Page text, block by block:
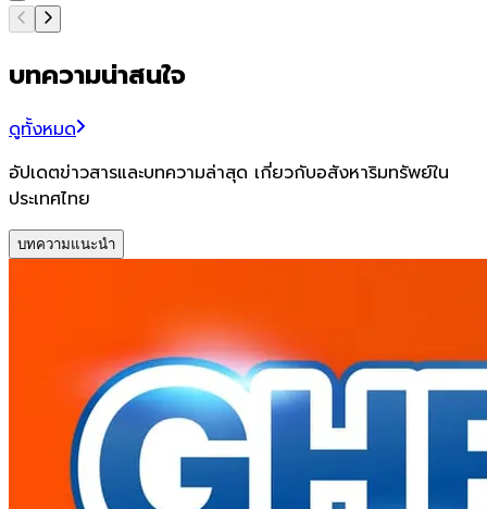
บทความน่าสนใจ
ดูทั้งหมด
อัปเดตข่าวสารและบทความล่าสุด เกี่ยวกับอสังหาริมทรัพย์ใน
ประเทศไทย
บทความแนะนำ